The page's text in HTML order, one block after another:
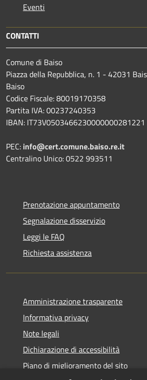
Eventi
CONTATTI
Comune di Baiso
Piazza della Repubblica, n. 1 - 42031
Baiso
Codice Fiscale: 80019170358
Partita IVA: 00237240353
IBAN: IT73V0503466230000000281221
PEC: info@cert.comune.baiso.re.it
Centralino Unico: 0522 993511
Prenotazione appuntamento
Segnalazione disservizio
Leggi le FAQ
Richiesta assistenza
Amministrazione trasparente
Informativa privacy
Note legali
Dichiarazione di accessibilità
Piano di miglioramento del sito